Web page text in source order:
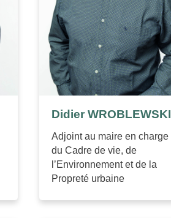
Didier WROBLEWSKI
Adjoint au maire en charge
du Cadre de vie, de
l’Environnement et de la
Propreté urbaine